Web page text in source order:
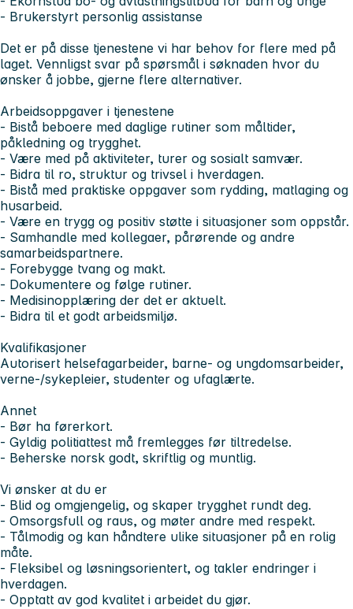
- Brukerstyrt personlig assistanse
Det er på disse tjenestene vi har behov for flere med på
laget. Vennligst svar på spørsmål i søknaden hvor du
ønsker å jobbe, gjerne flere alternativer.
Arbeidsoppgaver i tjenestene
- Bistå beboere med daglige rutiner som måltider,
påkledning og trygghet.
- Være med på aktiviteter, turer og sosialt samvær.
- Bidra til ro, struktur og trivsel i hverdagen.
- Bistå med praktiske oppgaver som rydding, matlaging og
husarbeid.
- Være en trygg og positiv støtte i situasjoner som oppstår.
- Samhandle med kollegaer, pårørende og andre
samarbeidspartnere.
- Forebygge tvang og makt.
- Dokumentere og følge rutiner.
- Medisinopplæring der det er aktuelt.
- Bidra til et godt arbeidsmiljø.
Kvalifikasjoner
Autorisert helsefagarbeider, barne- og ungdomsarbeider,
verne-/sykepleier, studenter og ufaglærte.
Annet
- Bør ha førerkort.
- Gyldig politiattest må fremlegges før tiltredelse.
- Beherske norsk godt, skriftlig og muntlig.
Vi ønsker at du er
- Blid og omgjengelig, og skaper trygghet rundt deg.
- Omsorgsfull og raus, og møter andre med respekt.
- Tålmodig og kan håndtere ulike situasjoner på en rolig
måte.
- Fleksibel og løsningsorientert, og takler endringer i
hverdagen.
- Opptatt av god kvalitet i arbeidet du gjør.